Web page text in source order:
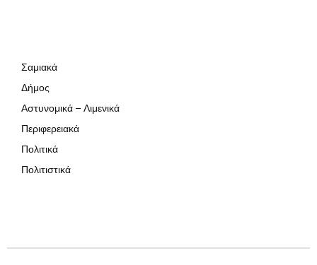
Σαμιακά
Δήμος
Αστυνομικά – Λιμενικά
Περιφερειακά
Πολιτικά
Πολιτιστικά